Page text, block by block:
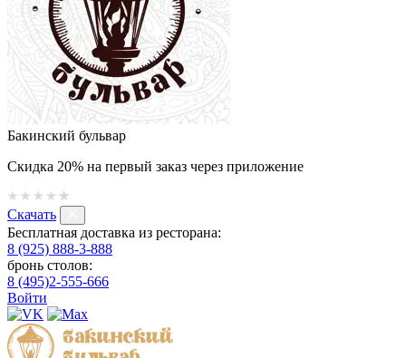
Бакинский бульвар
Скидка 20% на первый заказ через приложение
Скачать
Бесплатная доставка из ресторана:
8 (925) 888-3-888
бронь столов:
8 (495)2-555-666
Войти